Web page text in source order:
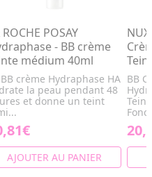
ROCHE POSAY
- BB crème
médium 40ml
crème Hydraphase HA
la peau pendant 48
et donne un teint
AJOUTER AU PANIER
BB